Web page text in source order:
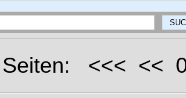
Seiten: <<< <<